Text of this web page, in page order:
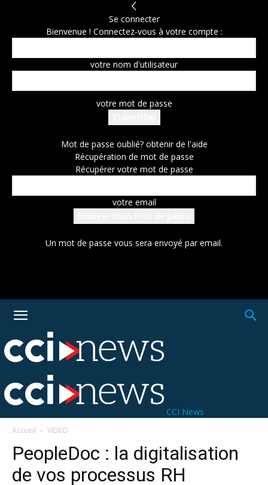
Se connecter
Bienvenue ! Connectez-vous à votre compte :
votre nom d'utilisateur
votre mot de passe
Mot de passe oublié? obtenir de l'aide
Récupération de mot de passe
Récupérer votre mot de passe
votre email
Un mot de passe vous sera envoyé par email.
CCI News
Accueil VIDEO
PeopleDoc : la digitalisation
de vos processus RH